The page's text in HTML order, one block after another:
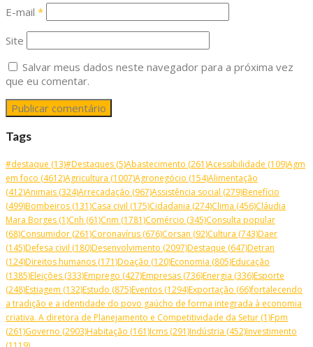
E-mail *
Site
Salvar meus dados neste navegador para a próxima vez
que eu comentar.
Tags
#destaque (13)#Destaques (5)Abastecimento (261)Acessibilidade (109)Agm
em foco (4612)Agricultura (1007)Agronegócio (154)Alimentação
(412)Animais (324)Arrecadação (967)Assistência social (279)Benefício
(499)Bombeiros (131)Casa civil (175)Cidadania (274)Clima (456)Cláudia
Mara Borges (1)Cnh (61)Cnm (1781)Comércio (345)Consulta popular
(68)Consumidor (261)Coronavírus (676)Corsan (92)Cultura (743)Daer
(145)Defesa civil (180)Desenvolvimento (2097)Destaque (647)Detran
(124)Direitos humanos (171)Doação (120)Economia (805)Educação
(1385)Eleições (333)Emprego (427)Empresas (736)Energia (336)Esporte
(248)Estiagem (132)Estudo (875)Eventos (1294)Exportação (66)fortalecendo
a tradição e a identidade do povo gaúcho de forma integrada à economia
criativa. A diretora de Planejamento e Competitividade da Setur (1)Fpm
(261)Governo (2903)Habitação (161)Icms (291)Indústria (452)Investimento